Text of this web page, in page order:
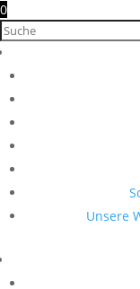
0
Unsere